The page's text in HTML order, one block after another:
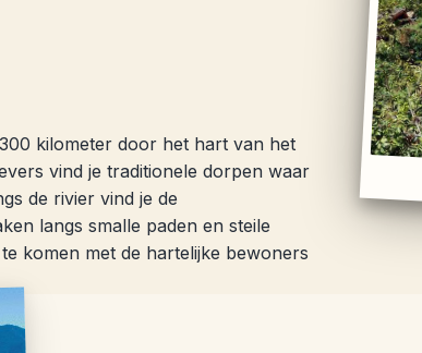
kilometer door het hart van het
vind je traditionele dorpen waar
de rivier vind je de
langs smalle paden en steile
komen met de hartelijke bewoners